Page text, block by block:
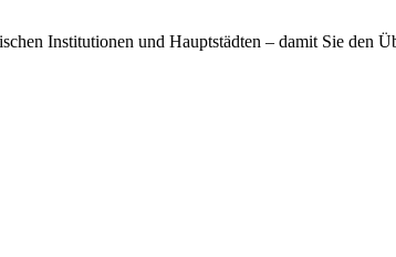
Institutionen und Hauptstädten – damit Sie den